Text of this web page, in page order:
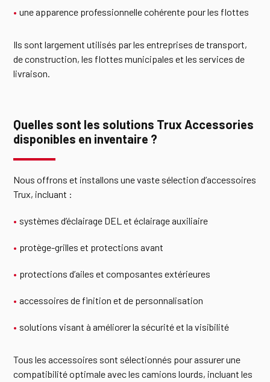
une apparence professionnelle cohérente pour les flottes
Ils sont largement utilisés par les entreprises de transport,
de construction, les flottes municipales et les services de
livraison.
Quelles sont les solutions Trux Accessories
disponibles en inventaire ?
Nous offrons et installons une vaste sélection d’accessoires
Trux, incluant :
systèmes d’éclairage DEL et éclairage auxiliaire
protège-grilles et protections avant
protections d’ailes et composantes extérieures
accessoires de finition et de personnalisation
solutions visant à améliorer la sécurité et la visibilité
Tous les accessoires sont sélectionnés pour assurer une
compatibilité optimale avec les camions lourds, incluant les